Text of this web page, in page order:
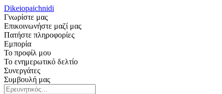
Dikeiopaichnidi
Γνωρίστε μας
Επικοινωνήστε μαζί μας
Πατήστε πληροφορίες
Εμπορία
Το προφίλ μου
Το ενημερωτικό δελτίο
Συνεργάτες
Συμβουλή μας